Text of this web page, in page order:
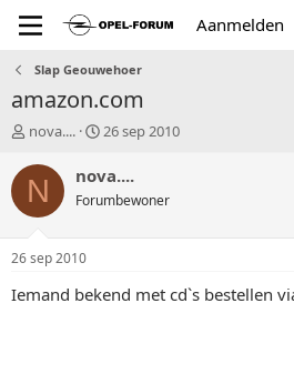
Aanmelden
Slap Geouwehoer
amazon.com
T
p
a
r
nova....
S
a
t
u
26 sep 2010
N nova....
Forumbewoner
26 sep 2010
Iemand bekend met cd`s bestellen